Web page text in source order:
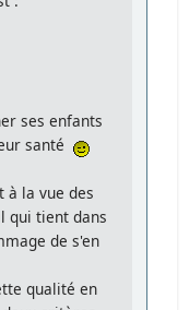
ses enfants
santé
à la vue des
qui tient dans
de s'en
qualité en